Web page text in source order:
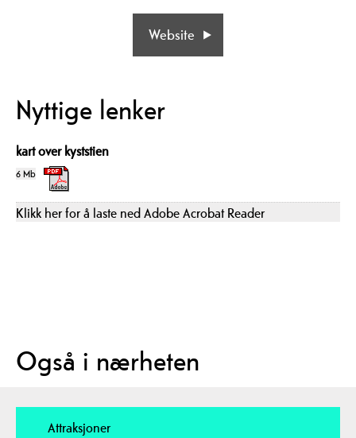
Website
Nyttige lenker
kart over kyststien
6 Mb
Klikk her for å laste ned Adobe Acrobat Reader
Også i nærheten
Attraksjoner